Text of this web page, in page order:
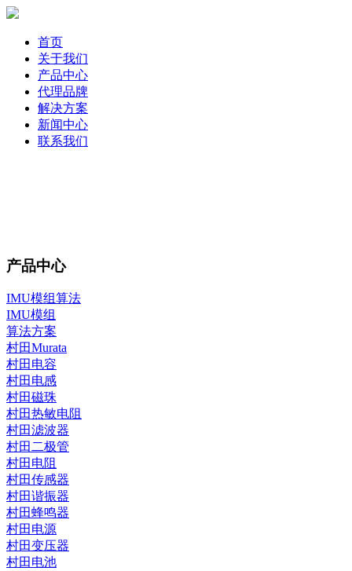
首页
关于我们
产品中心
代理品牌
解决方案
新闻中心
联系我们
产品中心
IMU模组算法
IMU模组
算法方案
村田Murata
村田电容
村田电感
村田磁珠
村田热敏电阻
村田滤波器
村田二极管
村田电阻
村田传感器
村田谐振器
村田蜂鸣器
村田电源
村田变压器
村田电池